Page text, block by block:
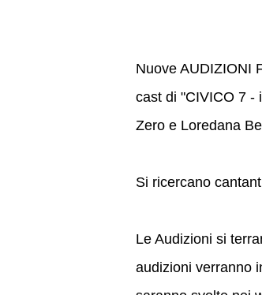
Nuove AUDIZIONI
cast di "CIVICO 7 -
Zero e Loredana
Si ricercano
Le Audizioni si
audizioni verranno